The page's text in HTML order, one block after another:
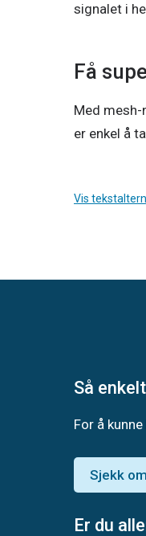
signalet i
Få
Med
er enkel å
Video
Vis
Så
For å
Sjekk
Er du